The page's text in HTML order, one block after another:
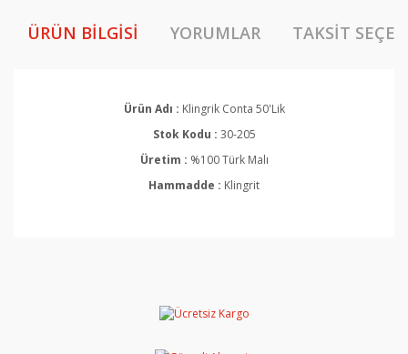
ÜRÜN BILGISI YORUMLAR TAKSIT
Ürün Adı : Klingrik Conta 50'Lik
Stok Kodu : 30-205
Üretim : %100 Türk Malı
Hammadde : Klingrit
Yorum Yaz